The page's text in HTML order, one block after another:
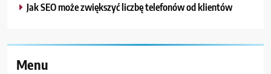
Jak SEO może zwiększyć liczbę telefonów od klientów
Menu